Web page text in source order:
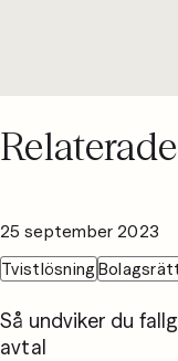
25 september 2023
Tvistlösning
Så undviker du
avtal